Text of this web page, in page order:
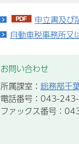
申立書及び
自動車税事務所又
お問い合わせ
所属課室： 総務部千
電話番号：043-
ファックス番号：